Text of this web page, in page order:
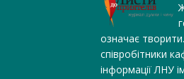
означає
співробітники
інформації ЛНУ